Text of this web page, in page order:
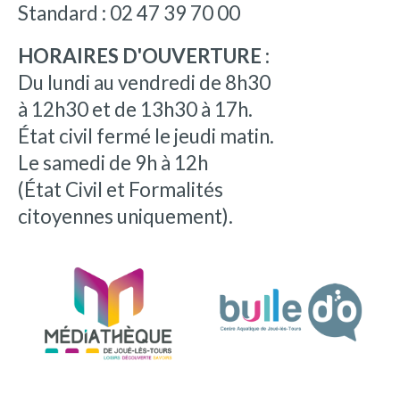
Standard : 02 47 39 70 00
HORAIRES D'OUVERTURE :
Du lundi au vendredi de 8h30
à 12h30 et de 13h30 à 17h.
État civil fermé le jeudi matin.
Le samedi de 9h à 12h
(État Civil et Formalités
citoyennes uniquement).